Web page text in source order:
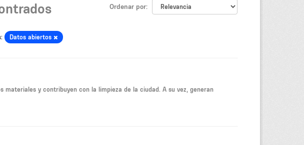
Ordenar por
Datos abiertos
y contribuyen con la limpieza de la ciudad. A su vez, generan